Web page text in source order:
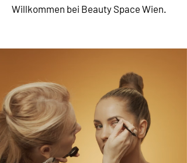
Willkommen bei Beauty Space Wien.